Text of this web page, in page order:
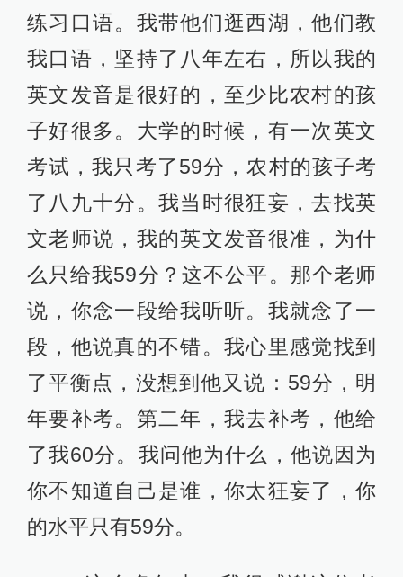
练习口语。我带他们逛西湖，他们教
我口语，坚持了八年左右，所以我的
英文发音是很好的，至少比农村的孩
子好很多。大学的时候，有一次英文
考试，我只考了59分，农村的孩子考
了八九十分。我当时很狂妄，去找英
文老师说，我的英文发音很准，为什
么只给我59分？这不公平。那个老师
说，你念一段给我听听。我就念了一
段，他说真的不错。我心里感觉找到
了平衡点，没想到他又说：59分，明
年要补考。第二年，我去补考，他给
了我60分。我问他为什么，他说因为
你不知道自己是谁，你太狂妄了，你
的水平只有59分。